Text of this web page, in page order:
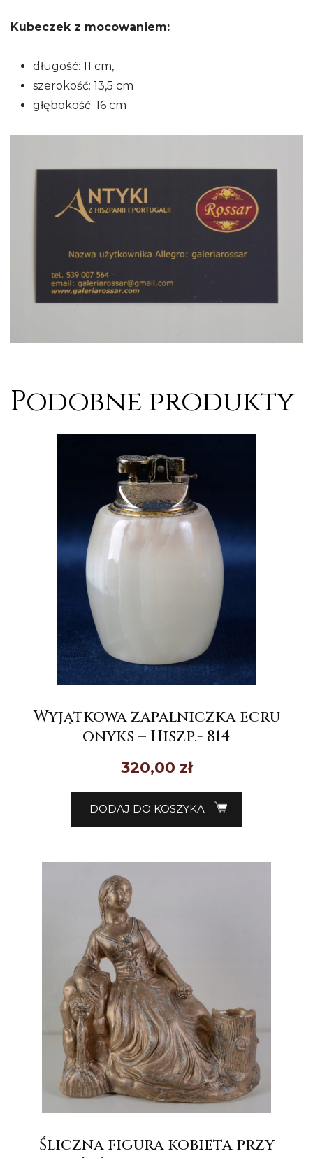
Kubeczek z mocowaniem:
długość: 11 cm,
szerokość: 13,5 cm
głębokość: 16 cm
Podobne produkty
Wyjątkowa zapalniczka ecru
onyks – Hiszp.- 814
320,00 zł
DODAJ DO KOSZYKA
Śliczna figura kobieta przy